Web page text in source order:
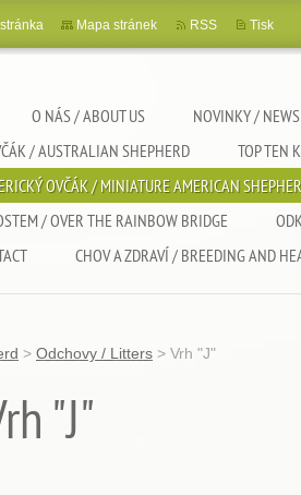
O NÁS / ABOUT US
NOVINKY / NEWS
/ AUSTRALIAN SHEPHERD
TOP TEN
OVČÁK / MINIATURE AMERICAN
/ OVER THE RAINBOW BRIDGE
CHOV A ZDRAVÍ / BREEDING AND
Mapa stránek RSS Tisk
> Odchovy / Litters > Vrh "J"
"J"